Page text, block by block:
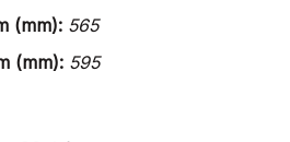
(mm): 565
(mm): 595